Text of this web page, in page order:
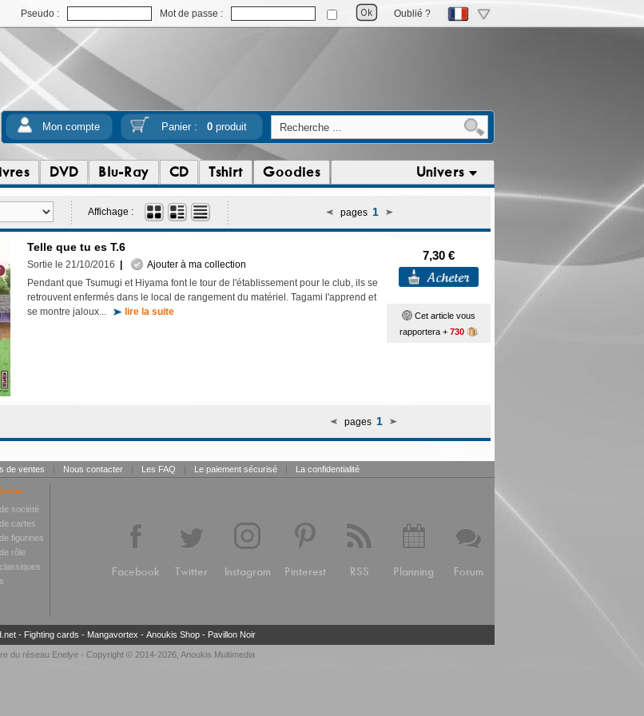
Pseudo : Mot de passe : Oublié ?
Mon compte Panier : 0produit
DVD Blu-Ray CD Tshirt Goodies Univers
Affichage : pages 1
Telle que tu es T.6
Sortie le 21/10/2016
Ajouter à ma collection
Pendant que Tsumugi et Hiyama font le tour de l'établissement pour le club, ils se
retrouvent enfermés dans le local de rangement du matériel. Tagami l'apprend et
se montre jaloux...
lire la suite
7,30 €
Cet article vous
rapportera + 730
pages 1
de ventes | Nous contacter | Les FAQ | Le paiement sécurisé | La confidentialité
société
cartes
figurines
rôle
Facebook Twitter Instagram Pinterest RSS Planning Forum
- Fighting cards - Mangavortex - Anoukis Shop- Pavillon Noir
du réseau Enelye - Copyright © 2014-2026, Anoukis Multimedia